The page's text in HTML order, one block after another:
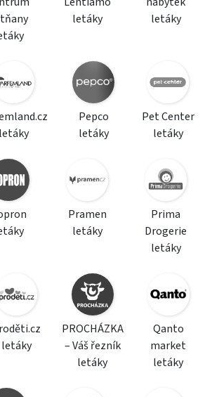
letáky
letáky
letáky
Pepco
letáky
Pet Center
letáky
Pramen
letáky
Prima
Drogerie
letáky
letáky
PROCHÁZKA
– Váš řezník
letáky
Qanto
market
letáky